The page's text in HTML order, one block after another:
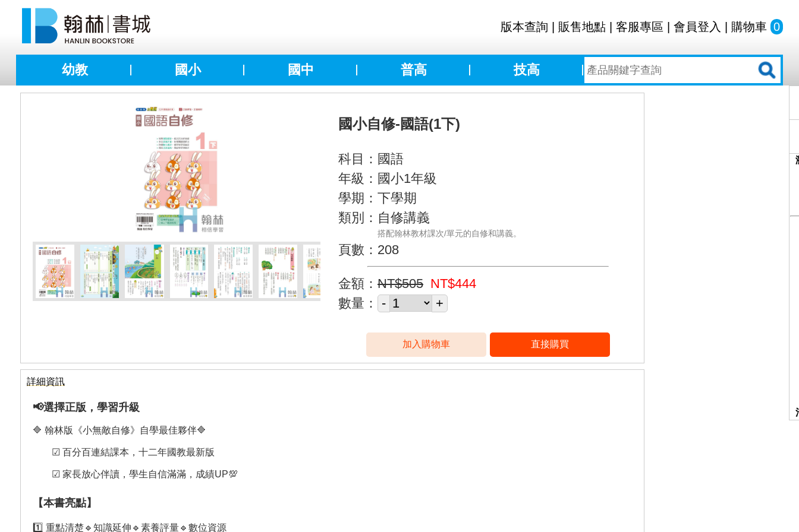
版本查詢 販售地點 客服專區 會員登入 購物車 0
幼教 國小 國中 普高 技高
國小自修-國語(1下)
科目：國語
年級：國小1年級
學期：下學期
類別：自修講義
搭配翰林教材課次/單元的自修和講義。
頁數：208
金額： NT$505 NT$444
數量：
詳細資訊
📢選擇正版，學習升級
🔷 翰林版《小無敵自修》自學最佳夥伴🔷
☑︎ 百分百連結課本，十二年國教最新版
☑︎ 家長放心伴讀，學生自信滿滿，成績UP💯
【本書亮點】
1️⃣ 重點清楚🔹知識延伸🔹素養評量🔹數位資源